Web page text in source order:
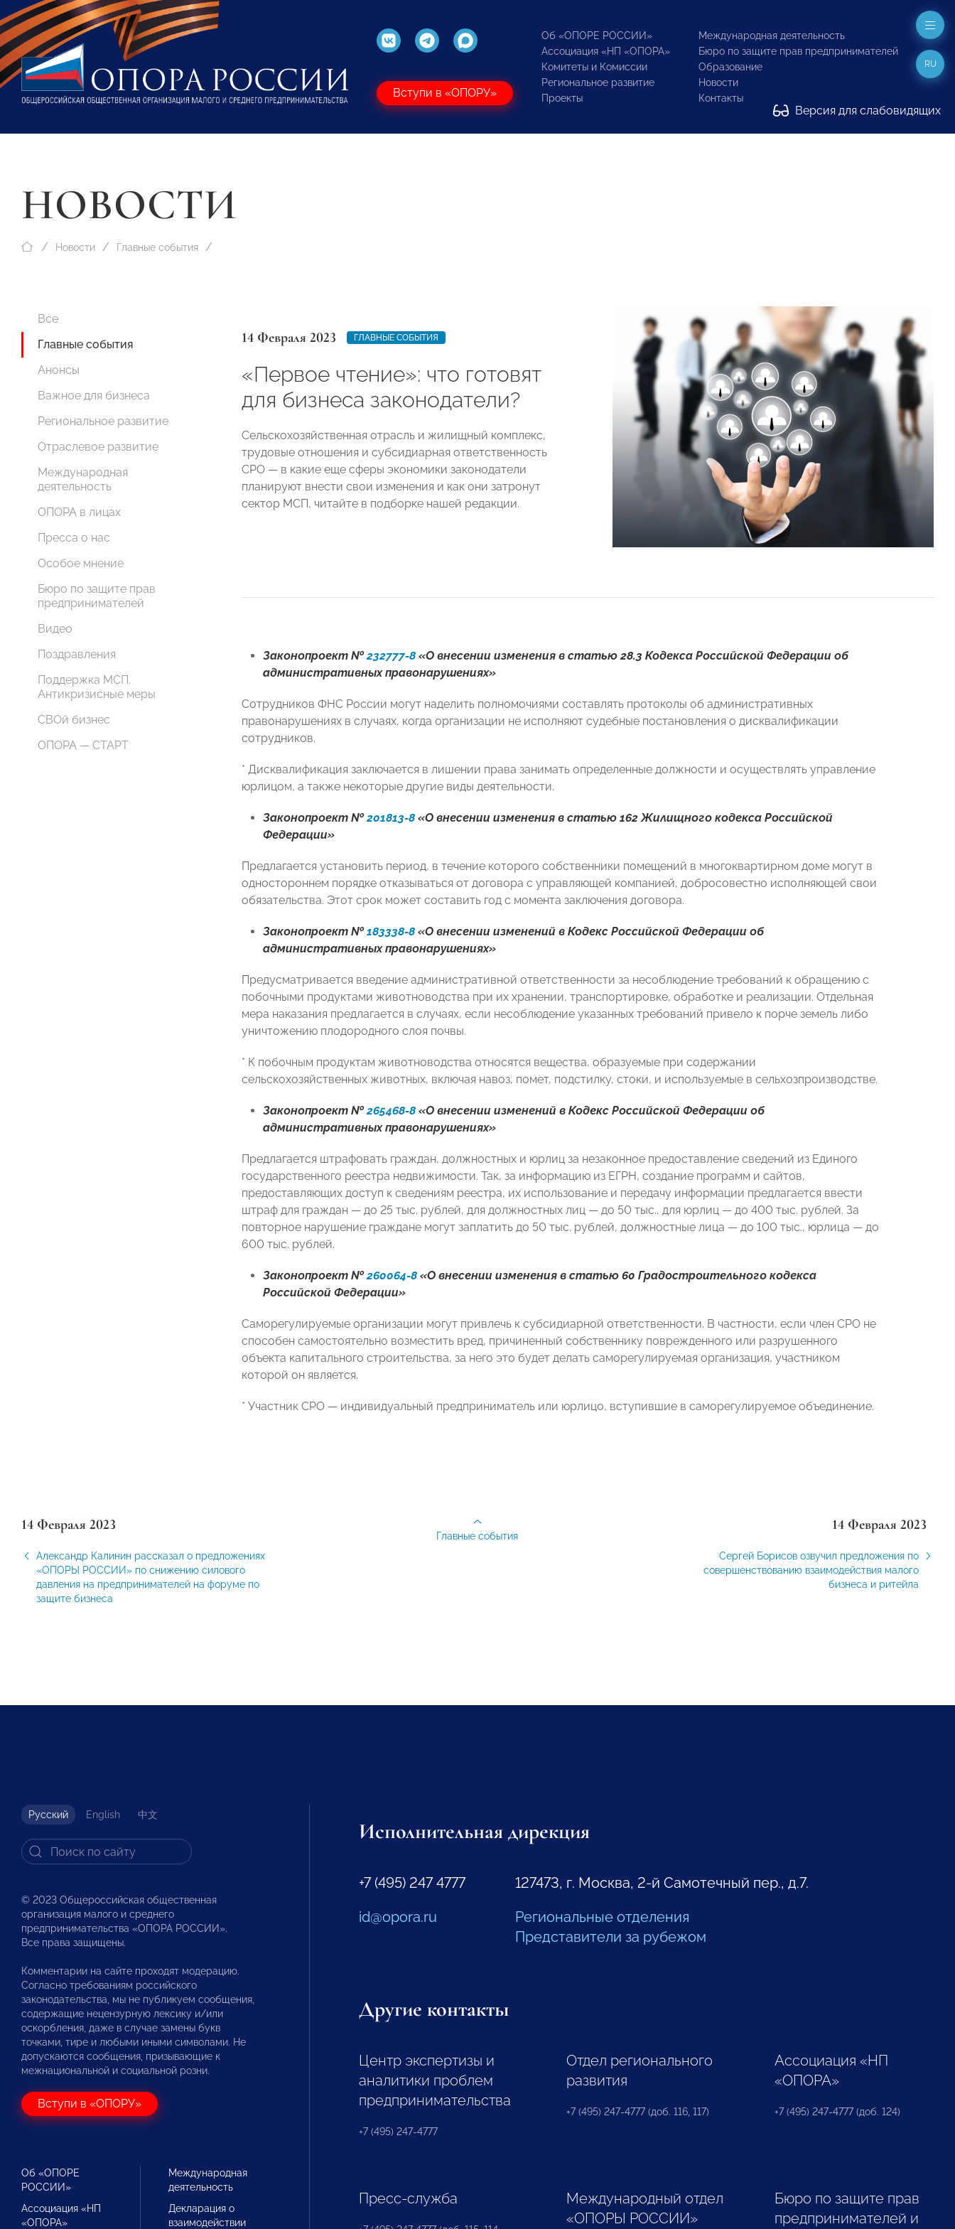
Вступи в «ОПОРУ»
Об «ОПОРЕ РОССИИ»
Ассоциация «НП «ОПОРА»
Комитеты и Комиссии
Региональное развитие
Проекты
Международная деятельность
Бюро по защите прав предпринимателей
Образование
Новости
Контакты
Версия для слабовидящих
RU
НОВОСТИ
Новости Главные события
Все
Главные события
Анонсы
Важное для бизнеса
Региональное развитие
Отраслевое развитие
Международная
деятельность
ОПОРА в лицах
Пресса о нас
Особое мнение
Бюро по защите прав
предпринимателей
Видео
Поздравления
Поддержка МСП.
Антикризисные меры
СВОй бизнес
ОПОРА — СТАРТ
14 Февраля 2023 ГЛАВНЫЕ СОБЫТИЯ
«Первое чтение»: что готовят
для бизнеса законодатели?
Сельскохозяйственная отрасль и жилищный комплекс,
трудовые отношения и субсидиарная ответственность
СРО — в какие еще сферы экономики законодатели
планируют внести свои изменения и как они затронут
сектор МСП, читайте в подборке нашей редакции.
Законопроект №232777-8 «О внесении изменения в статью 28.3 Кодекса Российской Федерации об
административных правонарушениях»
Сотрудников ФНС России могут наделить полномочиями составлять протоколы об административных
правонарушениях в случаях, когда организации не исполняют судебные постановления о дисквалификации
сотрудников.
* Дисквалификация заключается в лишении права занимать определенные должности и осуществлять управление
юрлицом, а также некоторые другие виды деятельности.
Законопроект №201813-8 «О внесении изменения в статью 162 Жилищного кодекса Российской
Федерации»
Предлагается установить период, в течение которого собственники помещений в многоквартирном доме могут в
одностороннем порядке отказываться от договора с управляющей компанией, добросовестно исполняющей свои
обязательства. Этот срок может составить год с момента заключения договора.
Законопроект №183338-8 «О внесении изменений в Кодекс Российской Федерации об
административных правонарушениях»
Предусматривается введение административной ответственности за несоблюдение требований к обращению с
побочными продуктами животноводства при их хранении, транспортировке, обработке и реализации. Отдельная
мера наказания предлагается в случаях, если несоблюдение указанных требований привело к порче земель либо
уничтожению плодородного слоя почвы.
* К побочным продуктам животноводства относятся вещества, образуемые при содержании
сельскохозяйственных животных, включая навоз, помет, подстилку, стоки, и используемые в сельхозпроизводстве.
Законопроект №265468-8 «О внесении изменений в Кодекс Российской Федерации об
административных правонарушениях»
Предлагается штрафовать граждан, должностных и юрлиц за незаконное предоставление сведений из Единого
государственного реестра недвижимости. Так, за информацию из ЕГРН, создание программ и сайтов,
предоставляющих доступ к сведениям реестра, их использование и передачу информации предлагается ввести
штраф для граждан — до 25 тыс. рублей, для должностных лиц — до 50 тыс., для юрлиц — до 400 тыс. рублей​​​. За
повторное нарушение граждане могут заплатить до 50 тыс. рублей, должностные лица — до 100 тыс., юрлица — до
600 тыс. рублей.
Законопроект №260064-8 «О внесении изменения в статью 60 Градостроительного кодекса
Российской Федерации»
Саморегулируемые организации могут привлечь к субсидиарной ответственности. В частности, если член СРО не
способен самостоятельно возместить вред, причиненный собственнику поврежденного или разрушенного
объекта капитального строительства, за него это будет делать саморегулируемая организация, участником
которой он является.
* Участник СРО — индивидуальный предприниматель или юрлицо, вступившие в саморегулируемое объединение.
14 Февраля 2023
Александр Калинин рассказал о предложениях
«ОПОРЫ РОССИИ» по снижению силового
давления на предпринимателей на форуме по
защите бизнеса
14 Февраля 2023
Сергей Борисов озвучил предложения по
совершенствованию взаимодействия малого
бизнеса и ритейла
Главные события
Русский English 中文
© 2023 Общероссийская общественная
организация малого и среднего
предпринимательства «ОПОРА РОССИИ».
Все права защищены.
Комментарии на сайте проходят модерацию.
Согласно требованиям российского
законодательства, мы не публикуем сообщения,
содержащие нецензурную лексику и/или
оскорбления, даже в случае замены букв
точками, тире и любыми иными символами. Не
допускаются сообщения, призывающие к
межнациональной и социальной розни.
Вступи в «ОПОРУ»
Об «ОПОРЕ
РОССИИ»
Ассоциация «НП
«ОПОРА»
Международная
деятельность
Декларация о
взаимодействии
Исполнительная дирекция
+7 (495) 247 4777
id@opora.ru
127473, г. Москва, 2-й Самотечный пер., д.7.
Региональные отделения
Представители за рубежом
Другие контакты
Центр экспертизы и
аналитики проблем
предпринимательства
+7 (495) 247-4777
Отдел регионального
развития
+7 (495) 247-4777 (доб. 116, 117)
Ассоциация «НП
«ОПОРА»
+7 (495) 247-4777 (доб. 124)
Пресс-служба
Международный отдел
«ОПОРЫ РОССИИ»
Бюро по защите прав
предпринимателей и